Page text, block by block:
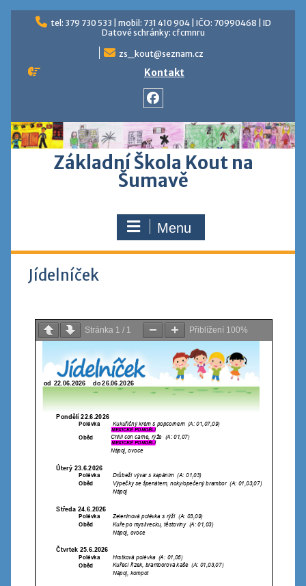
tel: 379 730 533 | mobil: 731 410 904 | IČO: 70990468 | ID
Datové schránky: cfcmnru
zs_kout@seznam.cz
Kontakt
Základní Škola Kout na
Šumavě
Menu
Jídelníček
Stránka 1 / 1 Přiblížení 100%